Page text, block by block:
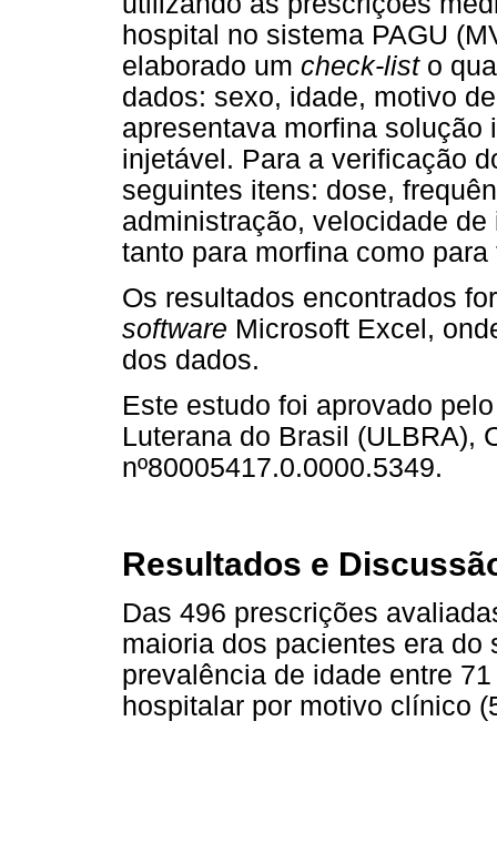
hospital no sistema PAGU
elaborado um check-listo
dados: sexo, idade, motivo
apresentava morfina
injetável. Para a verificação
seguintes itens: dose,
administração, velocidade
tanto para morfina como para
Os resultados encontrados
software Microsoft Excel,
dos dados.
Este estudo foi aprovado
Luterana do Brasil (ULBRA),
nº80005417.0.0000.5349.
Resultados e
Das 496 prescrições
maioria dos pacientes era do
prevalência de idade entre
hospitalar por motivo clínico